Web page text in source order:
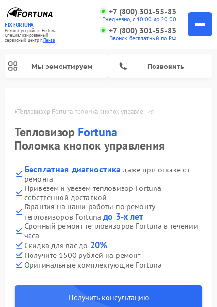
FIX-FORTUNA
Ремонт устройств Fortuna
Специализированный
cервисный центр г.Пенза
+7 (800) 301-55-83
Ежедневно, с 10:00 до 20:00
+7 (800) 301-55-83
Звонок бесплатный по РФ
Мы ремонтируем Позвонить
Тепловизор Fortuna поломка кнопок управления
Тепловизор Fortuna
Поломка кнопок управления
Бесплатная диагностика даже при отказе от
ремонта
Привезем и увезем тепловизор Fortuna
собственной доставкой
Гарантия на наши работы по ремонту
тепловизоров Fortunaдо 3-х лет
Срочный ремонт тепловизоров Fortuna в течении
часа
Скидка для вас до 20%
Получите 1500 рублей на ремонт
Оригинальные комплектующие Fortuna
Получить консультацию